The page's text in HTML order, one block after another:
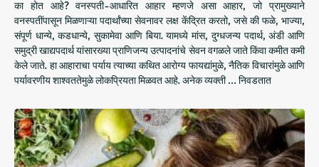
का होत आहे? वनस्पती-आधारित आहार म्हणजे असा आहार, जो प्रामुख्याने
वनस्पतींपासून मिळणाऱ्या पदार्थांच्या सेवनावर लक्ष केंद्रित करतो, जसे की फळे, भाज्या,
संपूर्ण धान्ये, कडधान्ये, सुकामेवा आणि बिया. यामध्ये मांस, दुग्धजन्य पदार्थ, अंडी आणि
समुद्री खाद्यपदार्थ यांसारख्या प्राणिजन्य उत्पादनांचे सेवन वगळले जाते किंवा कमीत कमी
केले जाते. हा आहाराचा पर्याय त्याच्या कथित आरोग्य फायद्यांमुळे, नैतिक विचारांमुळे आणि
पर्यावरणीय शाश्वततेमुळे लोकप्रियता मिळवत आहे. अनेक व्यक्ती … निवडतात